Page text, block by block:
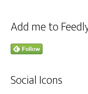
Add me to
Social Icons